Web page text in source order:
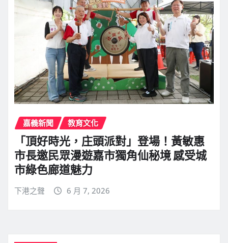
嘉義新聞 教育文化
「頂好時光，庄頭派對」登場！黃敏惠
市長邀民眾漫遊嘉市獨角仙秘境 感受城
市綠色廊道魅力
下港之聲 6 月 7, 2026